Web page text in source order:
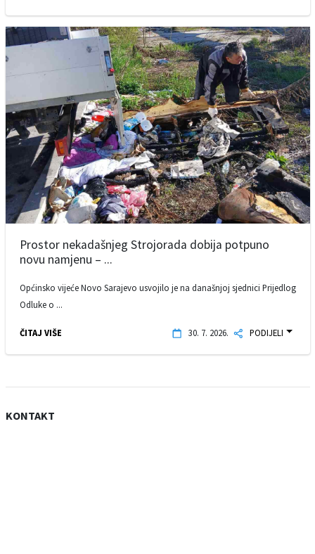
Prostor nekadašnjeg Strojorada dobija potpuno
novu namjenu – ...
Općinsko vijeće Novo Sarajevo usvojilo je na današnjoj sjednici Prijedlog
Odluke o ...
ČITAJ VIŠE 30. 7. 2026. PODIJELI
KONTAKT